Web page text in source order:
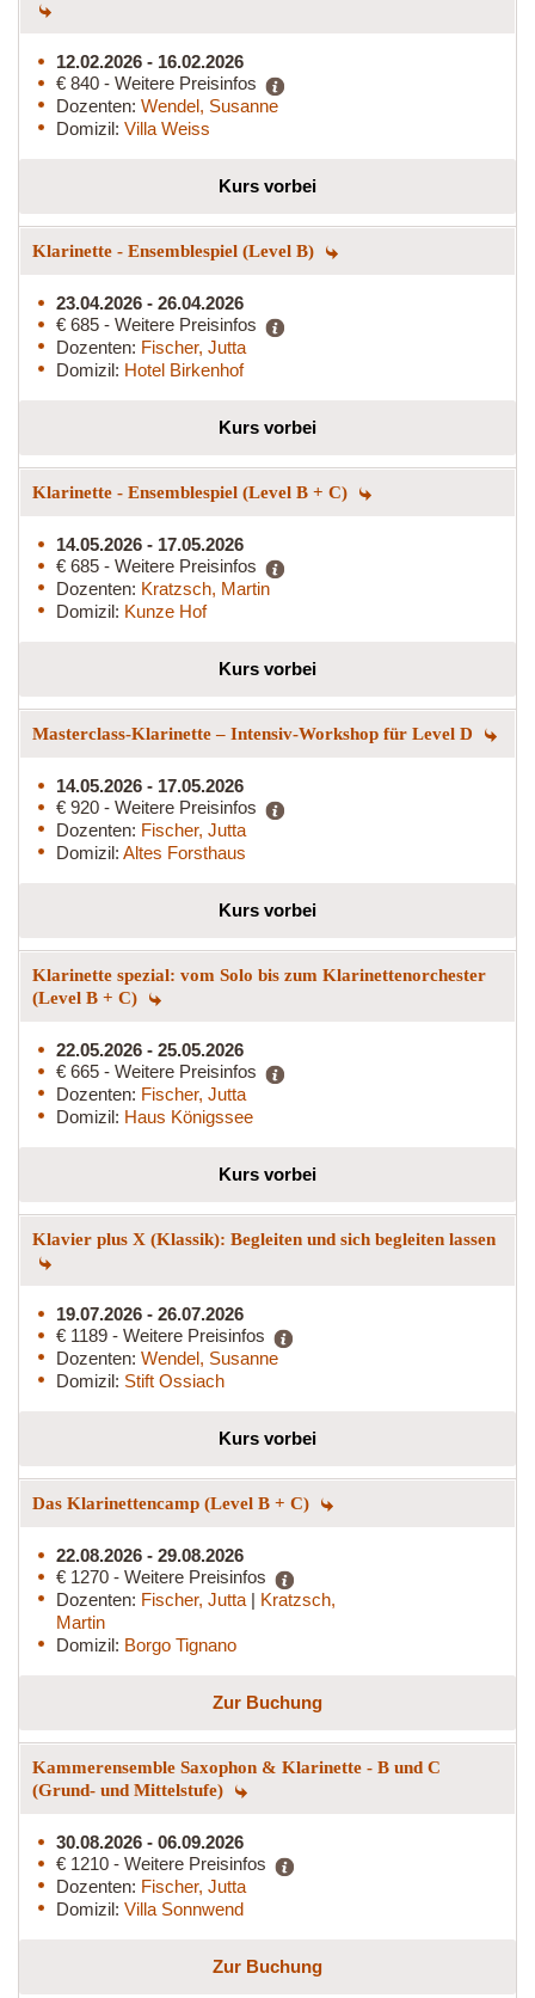
12.02.2026 - 16.02.2026
€ 840 - Weitere Preisinfos
Dozenten: Wendel, Susanne
Domizil: Villa Weiss
Kurs vorbei
Klarinette - Ensemblespiel (Level B)
23.04.2026 - 26.04.2026
€ 685 - Weitere Preisinfos
Dozenten: Fischer, Jutta
Domizil: Hotel Birkenhof
Kurs vorbei
Klarinette - Ensemblespiel (Level B + C)
14.05.2026 - 17.05.2026
€ 685 - Weitere Preisinfos
Dozenten: Kratzsch, Martin
Domizil: Kunze Hof
Kurs vorbei
Masterclass-Klarinette – Intensiv-Workshop für Level D
14.05.2026 - 17.05.2026
€ 920 - Weitere Preisinfos
Dozenten: Fischer, Jutta
Domizil: Altes Forsthaus
Kurs vorbei
Klarinette spezial: vom Solo bis zum Klarinettenorchester
(Level B + C)
22.05.2026 - 25.05.2026
€ 665 - Weitere Preisinfos
Dozenten: Fischer, Jutta
Domizil: Haus Königssee
Kurs vorbei
Klavier plus X (Klassik): Begleiten und sich begleiten lassen
19.07.2026 - 26.07.2026
€ 1189 - Weitere Preisinfos
Dozenten: Wendel, Susanne
Domizil: Stift Ossiach
Kurs vorbei
Das Klarinettencamp (Level B + C)
22.08.2026 - 29.08.2026
€ 1270 - Weitere Preisinfos
Dozenten: Fischer, Jutta | Kratzsch,
Martin
Domizil: Borgo Tignano
Zur Buchung
Kammerensemble Saxophon & Klarinette - B und C
(Grund- und Mittelstufe)
30.08.2026 - 06.09.2026
€ 1210 - Weitere Preisinfos
Dozenten: Fischer, Jutta
Domizil: Villa Sonnwend
Zur Buchung